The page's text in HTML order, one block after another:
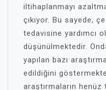
iltihaplanmayı
çıkıyor. Bu sayede,
tedavisine yardımcı
düşünülmektedir.
yapılan bazı
edildiğini
araştırmaların henüz